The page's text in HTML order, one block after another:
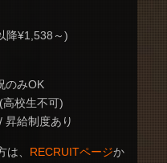
降¥1,538～)
のみOK
校生不可)
昇給制度あり
、 RECRUITページか